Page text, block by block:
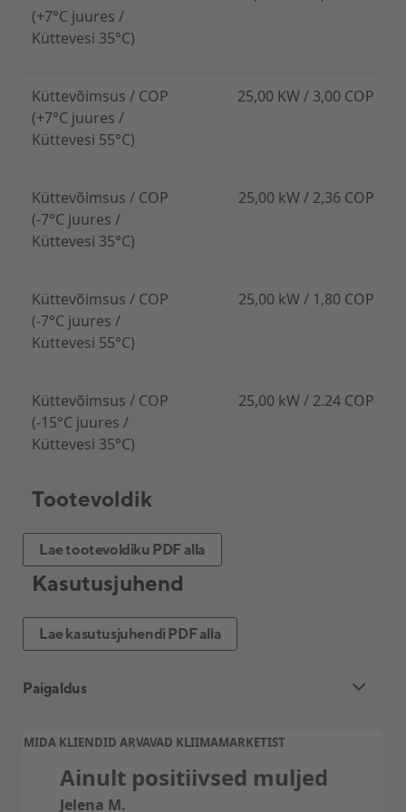
radiaator- või tarbeveesüsteemide jaoks.
(+7°C juures /
Küttevesi 35°C)
Küttevõimsus / COP
(+7°C juures /
Küttevesi 55°C)
25,00 KW / 3,00 COP
Küttevõimsus / COP
(-7°C juures /
Küttevesi 35°C)
25,00 kW / 2,36 COP
Küttevõimsus / COP
(-7°C juures /
Küttevesi 55°C)
25,00 kW / 1,80 COP
Küttevõimsus / COP
(-15°C juures /
Küttevesi 35°C)
25,00 kW / 2.24 COP
Tootevoldik
Lae tootevoldiku PDF alla
Kasutusjuhend
Lae kasutusjuhendi PDF alla
Paigaldus
Õhk-vesi-soojuspumba standardpaigaldus
Sise- ja välisosa vaheline torustik kuni – 7 jm.
MIDA KLIENDID ARVAVAD KLIIMAMARKETIST
Ainult positiivsed muljed
Jelena M.